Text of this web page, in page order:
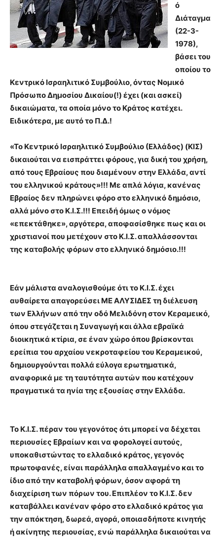
ό
Διάταγμα
(22-3-
1978),
βάσει του
οποίου το
Κεντρικό Ισραηλιτικό Συμβούλιο, όντας Νομικό
Πρόσωπο Δημοσίου Δικαίου(!) έχει (και ασκεί)
δικαιώματα, τα οποία μόνο το Κράτος κατέχει.
Ειδικότερα, με αυτό το Π.Δ.!
«Το Κεντρικό Ισραηλιτικό Συμβούλιο (Ελλάδος) (ΚΙΣ)
δικαιούται να εισπράττει φόρους, για δική του χρήση,
από τους Εβραίους που διαμένουν στην Ελλάδα, αντί
του ελληνικού κράτους»!!! Με απλά λόγια, κανένας
Εβραίος δεν πληρώνει φόρο στο ελληνικό δημόσιο,
αλλά μόνο στο Κ.Ι.Σ.!!! Επειδή όμως ο νόμος
«επεκτάθηκε», αργότερα, αποφασίσθηκε πως και οι
χριστιανοί που μετέχουν στο Κ.Ι.Σ. απαλλάσσονται
της καταβολής φόρων στο ελληνικό δημόσιο.!!!
Εάν μάλιστα αναλογισθούμε ότι το Κ.Ι.Σ. έχει
αυθαίρετα απαγορεύσει ΜΕ ΑΛΥΣΙΔΕΣ τη διέλευση
των Ελλήνων από την οδό Μελιδόνη στον Κεραμεικό,
όπου στεγάζεται η Συναγωγή και άλλα εβραϊκά
διοικητικά κτίρια, σε έναν χώρο όπου βρίσκονται
ερείπια του αρχαίου νεκροταφείου του Κεραμεικού,
δημιουργούνται πολλά εύλογα ερωτηματικά,
αναφορικά με τη ταυτότητα αυτών που κατέχουν
πραγματικά τα ηνία της εξουσίας στην Ελλάδα.
Το Κ.Ι.Σ. πέραν του γεγονότος ότι μπορεί να δέχεται
περιουσίες Εβραίων και να φορολογεί αυτούς,
υποκαθιστώντας το ελλαδικό κράτος, γεγονός
πρωτοφανές, είναι παράλληλα απαλλαγμένο και το
ίδιο από την καταβολή φόρων, όσον αφορά τη
διαχείριση των πόρων του. Επιπλέον το Κ.Ι.Σ. δεν
καταβάλλει κανέναν φόρο στο ελλαδικό κράτος για
την απόκτηση, δωρεά, αγορά, οποιασδήποτε κινητής
ή ακίνητης περιουσίας, ενώ παράλληλα δικαιούται να